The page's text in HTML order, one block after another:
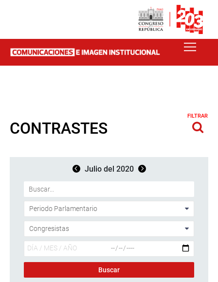
CONTRASTES
FILTRAR
Julio del 2020